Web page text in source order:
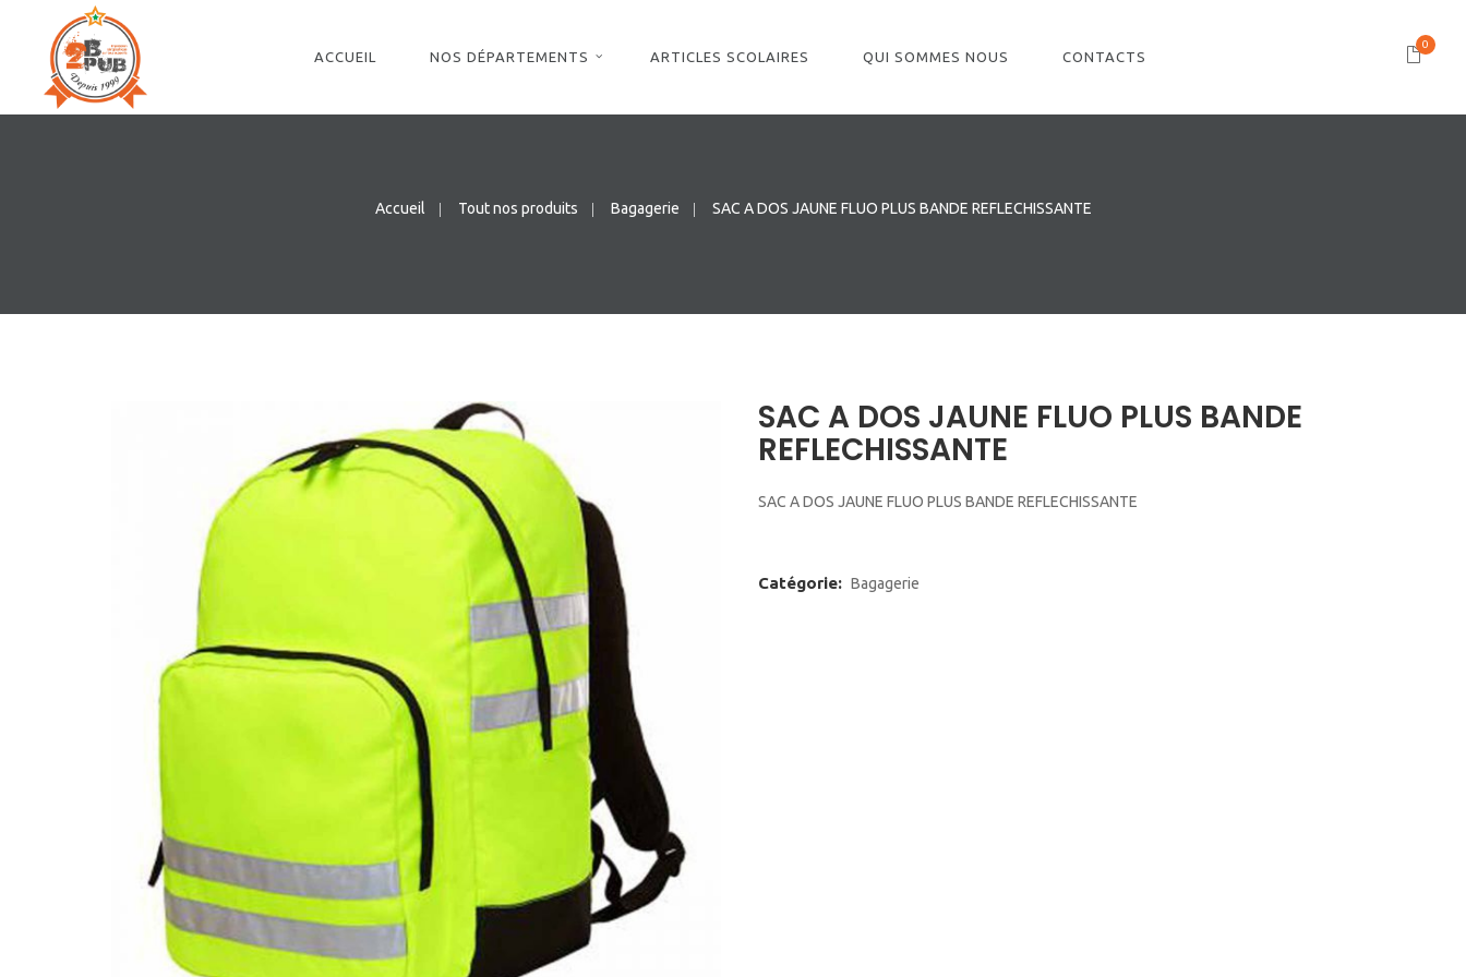
ACCUEIL NOS DÉPARTEMENTS ARTICLES SCOLAIRES QUI SOMMES NOUS CONTACTS
0
Accueil Tout nos produits Bagagerie SAC A DOS JAUNE FLUO PLUS BANDE REFLECHISSANTE
SAC A DOS JAUNE FLUO PLUS BANDE
REFLECHISSANTE
SAC A DOS JAUNE FLUO PLUS BANDE REFLECHISSANTE
Catégorie: Bagagerie